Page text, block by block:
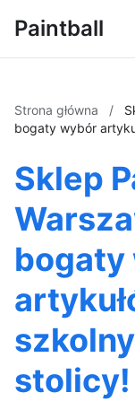
Paintball
Strona główna /
bogaty wybór
Sklep
bogaty
stolicy!